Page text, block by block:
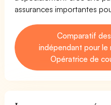
assurances importantes
Comparatif
indépendant pour
Opératrice de